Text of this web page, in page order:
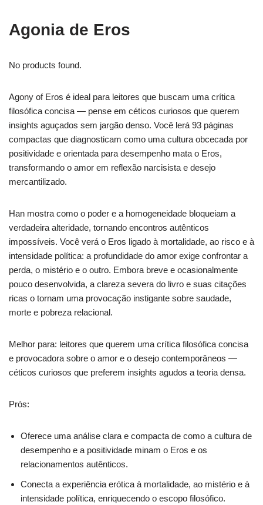
Agonia de Eros
No products found.
Agony of Eros é ideal para leitores que buscam uma crítica
filosófica concisa — pense em céticos curiosos que querem
insights aguçados sem jargão denso. Você lerá 93 páginas
compactas que diagnosticam como uma cultura obcecada por
positividade e orientada para desempenho mata o Eros,
transformando o amor em reflexão narcisista e desejo
mercantilizado.
Han mostra como o poder e a homogeneidade bloqueiam a
verdadeira alteridade, tornando encontros autênticos
impossíveis. Você verá o Eros ligado à mortalidade, ao risco e à
intensidade política: a profundidade do amor exige confrontar a
perda, o mistério e o outro. Embora breve e ocasionalmente
pouco desenvolvida, a clareza severa do livro e suas citações
ricas o tornam uma provocação instigante sobre saudade,
morte e pobreza relacional.
Melhor para: leitores que querem uma crítica filosófica concisa
e provocadora sobre o amor e o desejo contemporâneos —
céticos curiosos que preferem insights agudos a teoria densa.
Prós:
Oferece uma análise clara e compacta de como a cultura de
desempenho e a positividade minam o Eros e os
relacionamentos autênticos.
Conecta a experiência erótica à mortalidade, ao mistério e à
intensidade política, enriquecendo o escopo filosófico.